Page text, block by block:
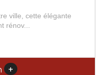
Marlotte,
comprenant un...
+